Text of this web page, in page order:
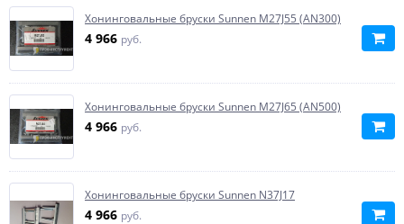
Хонинговальные бруски Sunnen M27J55 (AN300)
4 966 руб.
Хонинговальные бруски Sunnen M27J65 (AN500)
4 966 руб.
Хонинговальные бруски Sunnen N37J17
4 966 руб.